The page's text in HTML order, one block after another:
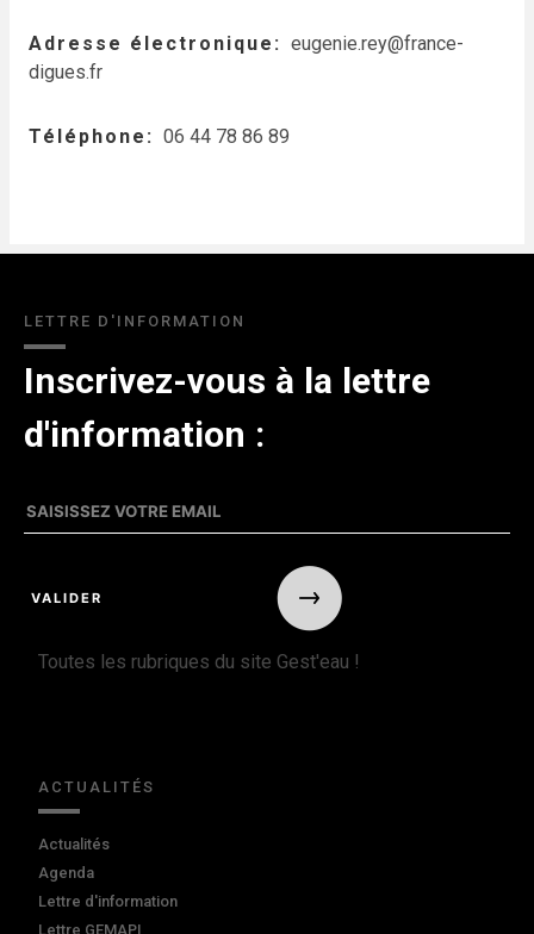
Adresse électronique
eugenie.rey@france-
digues.fr
Téléphone 06 44 78 86 89
LETTRE D'INFORMATION
Inscrivez-vous à la lettre
d'information :
Toutes les rubriques du site Gest'eau !
ACTUALITÉS
Actualités
Agenda
Lettre d'information
Lettre GEMAPI